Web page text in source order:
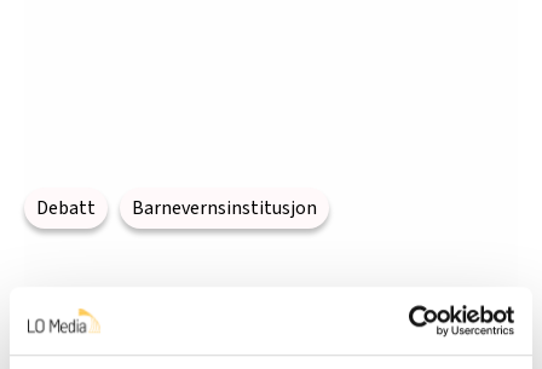
Debatt Barnevernsinstitusjon
Del artikkel